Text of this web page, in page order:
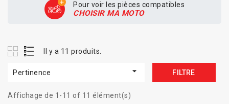
Pour voir les pièces compatibles
CHOISIR MA MOTO
Il y a 11 produits.
Pertinence  FILTRE
Affichage de 1-11 of 11 élément(s)